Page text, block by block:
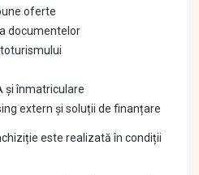
oferte
documentelor
și înmatriculare
extern și soluții de finanțare
este realizată în condiții